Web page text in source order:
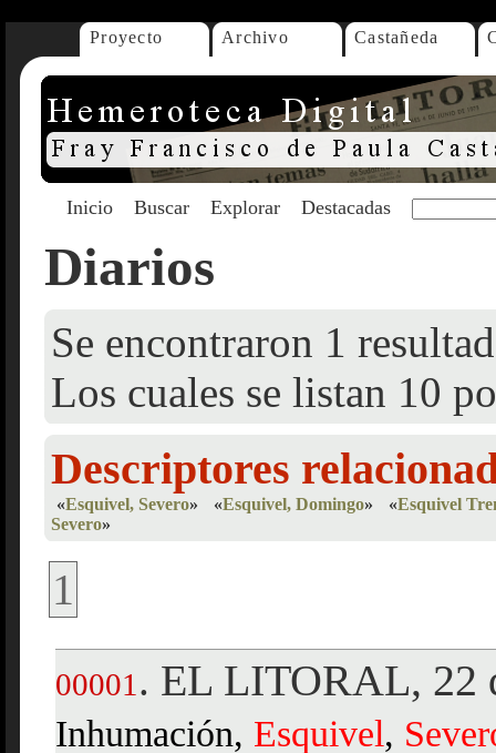
Proyecto Archivo Castañeda
Inicio Buscar Explorar Destacadas
Diarios
Se encontraron 1
Los cuales se listan 10
Descriptores
«Esquivel, Severo» «Esquivel, Domingo» «Esquivel
Severo»
1
00001 . EL LITORAL, 22
Inhumación, Esquivel,